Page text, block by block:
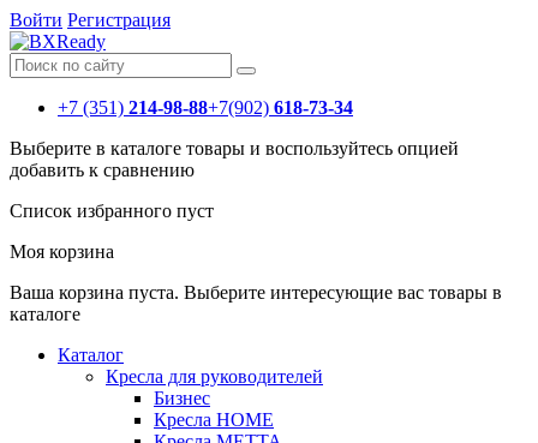
Войти Регистрация
+7 (351) 214-98-88+7(902) 618-73-34
Выберите в каталоге товары и воспользуйтесь опцией
добавить к сравнению
Список избранного пуст
Моя корзина
Ваша корзина пуста. Выберите интересующие вас товары в
каталоге
Каталог
Кресла для руководителей
Бизнес
Кресла HOME